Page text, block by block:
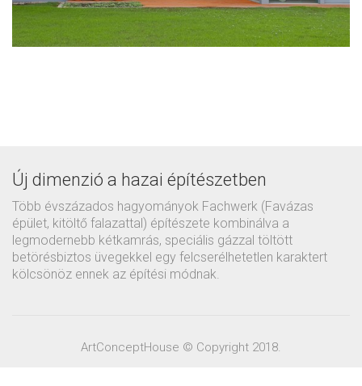
Új dimenzió a hazai építészetben
Több évszázados hagyományok Fachwerk (Favázas
épület, kitöltő falazattal) építészete kombinálva a
legmodernebb kétkamrás, speciális gázzal töltött
betörésbiztos üvegekkel egy felcserélhetetlen karaktert
kölcsönöz ennek az építési módnak.
ArtConceptHouse © Copyright 2018.